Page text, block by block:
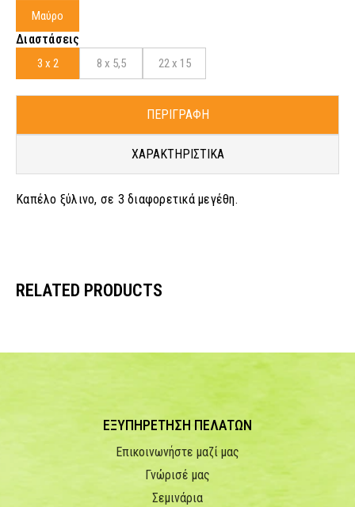
Μαύρο
Διαστάσεις
3 x 2 8 x 5,5 22 x 15
ΠΕΡΙΓΡΑΦΗ
ΧΑΡΑΚΤΗΡΙΣΤΙΚΑ
Καπέλο ξύλινο, σε 3 διαφορετικά μεγέθη.
RELATED PRODUCTS
ΕΞΥΠΗΡΕΤΗΣΗ ΠΕΛΑΤΩΝ
Επικοινωνήστε μαζί μας
Γνώρισέ μας
Σεμινάρια